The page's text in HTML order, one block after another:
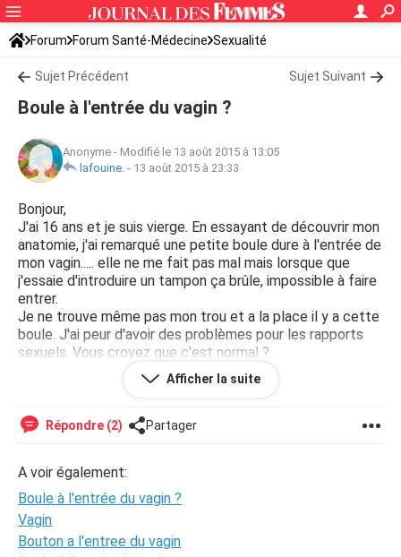
Forum Forum Santé-Médecine Sexualité
Sujet Précédent Sujet Suivant
Boule à l'entrée du vagin ?
Anonyme - Modifié le 13 août 2015 à 13:05
lafouine. - 13 août 2015 à 23:33
Bonjour,
J'ai 16 ans et je suis vierge. En essayant de découvrir mon
anatomie, j'ai remarqué une petite boule dure à l'entrée de
mon vagin..... elle ne me fait pas mal mais lorsque que
j'essaie d'introduire un tampon ça brûle, impossible à faire
entrer.
Je ne trouve même pas mon trou et a la place il y a cette
boule. J'ai peur d'avoir des problèmes pour les rapports
sexuels. Vous croyez que c'est normal ?
Je vous remercie d'avance pour vos réponses.
Afficher la suite
Répondre (2) Partager
A voir également:
Boule à l'entrée du vagin ?
Vagin
Bouton a l'entree du vagin